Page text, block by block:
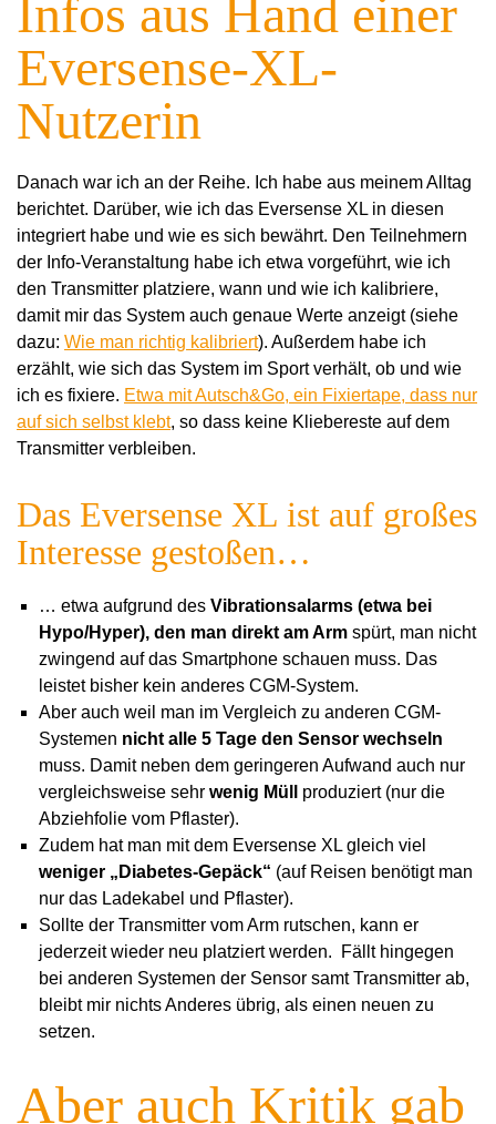
Infos aus Hand einer
Eversense-XL-
Nutzerin
Danach war ich an der Reihe. Ich habe aus meinem Alltag
berichtet. Darüber, wie ich das Eversense XL in diesen
integriert habe und wie es sich bewährt. Den Teilnehmern
der Info-Veranstaltung habe ich etwa vorgeführt, wie ich
den Transmitter platziere, wann und wie ich kalibriere,
damit mir das System auch genaue Werte anzeigt (siehe
dazu: Wie man richtig kalibriert). Außerdem habe ich
erzählt, wie sich das System im Sport verhält, ob und wie
ich es fixiere. Etwa mit Autsch&Go, ein Fixiertape, dass nur
auf sich selbst klebt, so dass keine Kliebereste auf dem
Transmitter verbleiben.
Das Eversense XL ist auf großes
Interesse gestoßen…
… etwa aufgrund des Vibrationsalarms (etwa bei
Hypo/Hyper), den man direkt am Arm spürt, man nicht
zwingend auf das Smartphone schauen muss. Das
leistet bisher kein anderes CGM-System.
Aber auch weil man im Vergleich zu anderen CGM-
Systemen nicht alle 5 Tage den Sensor wechseln
muss. Damit neben dem geringeren Aufwand auch nur
vergleichsweise sehr wenig Müll
produziert (nur die
Abziehfolie vom Pflaster).
Zudem hat man mit dem Eversense XL gleich viel
weniger „Diabetes-Gepäck“ (auf Reisen benötigt man
nur das Ladekabel und Pflaster).
Sollte der Transmitter vom Arm rutschen, kann er
jederzeit wieder neu platziert werden. Fällt hingegen
bei anderen Systemen der Sensor samt Transmitter ab,
bleibt mir nichts Anderes übrig, als einen neuen zu
setzen.
Aber auch Kritik gab